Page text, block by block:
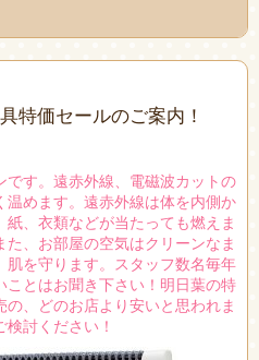
特価セールのご案内！
す。遠赤外線、電磁波カットの
めます。遠赤外線は体を内側か
、衣類などが当たっても燃えま
、お部屋の空気はクリーンなま
肌を守ります。スタッフ数名毎年
とはお聞き下さい！明日葉の特
、どのお店より安いと思われま
討ください！